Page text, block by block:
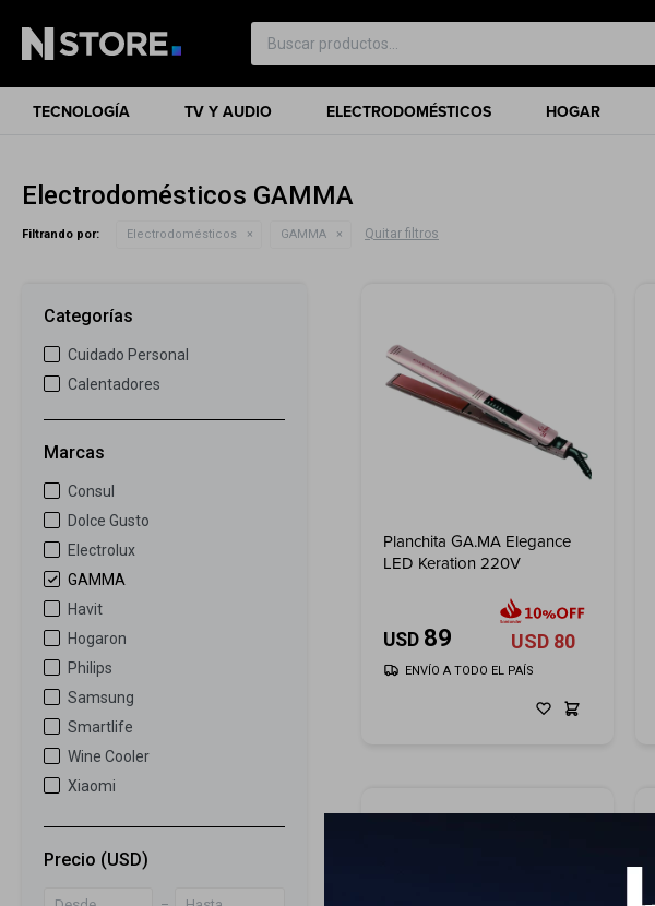
TECNOLOGÍA TV Y AUDIO ELECTRODOMÉSTICOS HOGAR
Electrodomésticos GAMMA
Filtrando por: Electrodomésticos GAMMA Quitar filtros
Planchita GA.MA Elegance
LED Keration 220V
USD 89 USD 80
ENVÍO A TODO EL PAÍS
Categorías
Cuidado Personal
Calentadores
Marcas
Consul
Dolce Gusto
Electrolux
GAMMA
Havit
Hogaron
Philips
Samsung
Smartlife
Wine Cooler
Xiaomi
Precio (USD)